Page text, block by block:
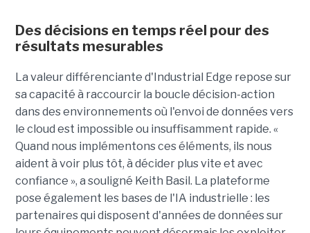
Des décisions en temps réel pour des
résultats mesurables
La valeur différenciante d'Industrial Edge repose sur
sa capacité à raccourcir la boucle décision-action
dans des environnements où l'envoi de données vers
le cloud est impossible ou insuffisamment rapide. «
Quand nous implémentons ces éléments, ils nous
aident à voir plus tôt, à décider plus vite et avec
confiance », a souligné Keith Basil. La plateforme
pose également les bases de l'IA industrielle : les
partenaires qui disposent d'années de données sur